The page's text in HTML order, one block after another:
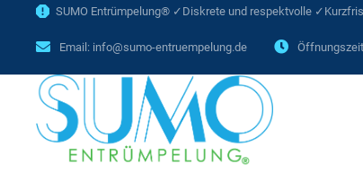
SUMO Entrümpelung® ✓Diskrete und respektvolle
Email: info@sumo-entruempelung.de